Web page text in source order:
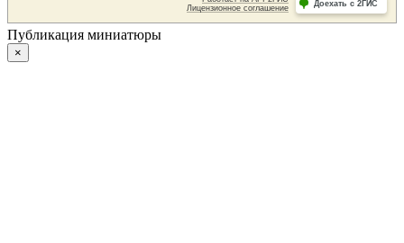
Публикация миниатюры
×